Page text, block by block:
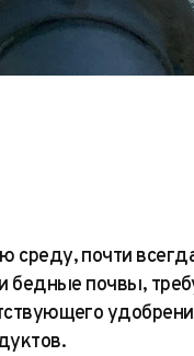
почти
бедные почвы,